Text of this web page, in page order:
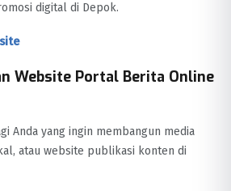
digital di Depok.
Website Portal Berita Online
Anda yang ingin membangun media
atau website publikasi konten di